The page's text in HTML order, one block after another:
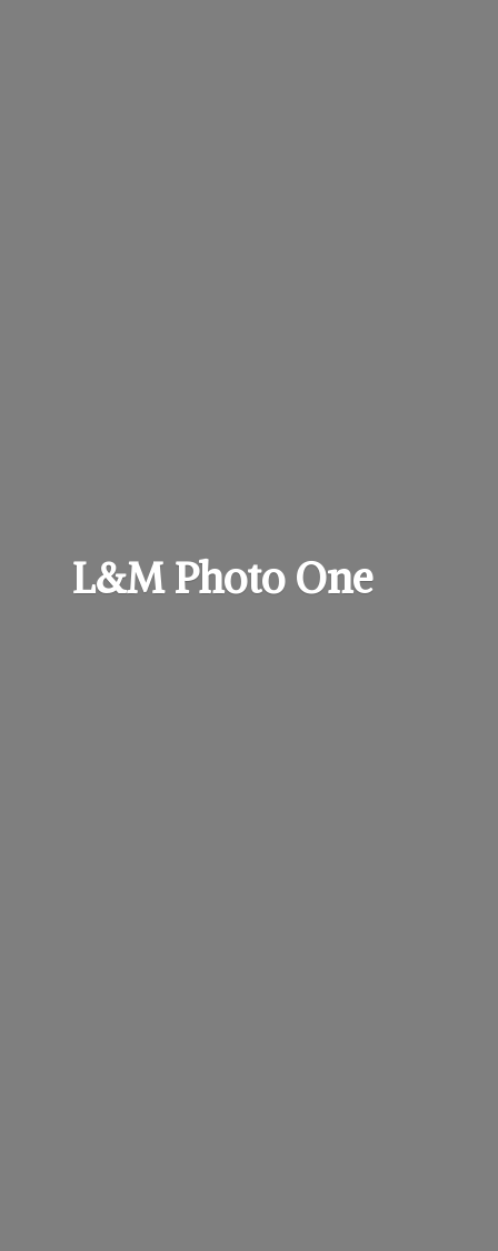
L&MPhoto One